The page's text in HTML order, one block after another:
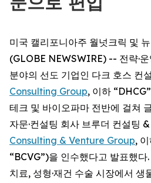
미국 캘리포니아주 월넛크릭 및
(GLOBE NEWSWIRE) -- 전략·
분야의 선도 기업인 다크 호스 컨
Consulting Group, 이하
테크 및 바이오파마 전반에 걸쳐
자문·컨설팅 회사 브루더 컨설팅
Consulting & Venture Group,
“BCVG”)을 인수했다고 발표했다
치료, 성형·재건 수술 시장에서 생